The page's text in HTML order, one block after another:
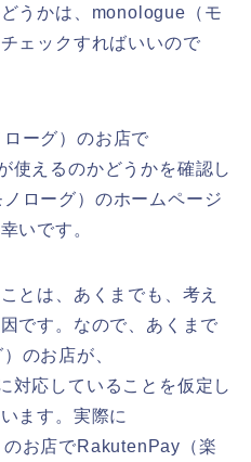
うかは、monologue（モ
ェックすればいいので
ーグ）のお店で
使えるのかどうかを確認し
ローグ）のホームページ
いです。
とは、あくまでも、考え
です。なので、あくまで
のお店が、
対応していることを仮定し
ます。実際に
お店でRakutenPay（楽